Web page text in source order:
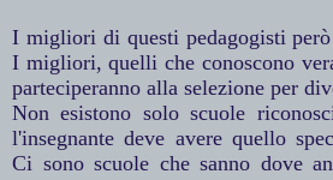
I migliori di questi pedagogisti
I migliori, quelli che conoscono
parteciperanno alla selezione per
Non esistono solo scuole
l'insegnante deve avere quello
Ci sono scuole che sanno dove